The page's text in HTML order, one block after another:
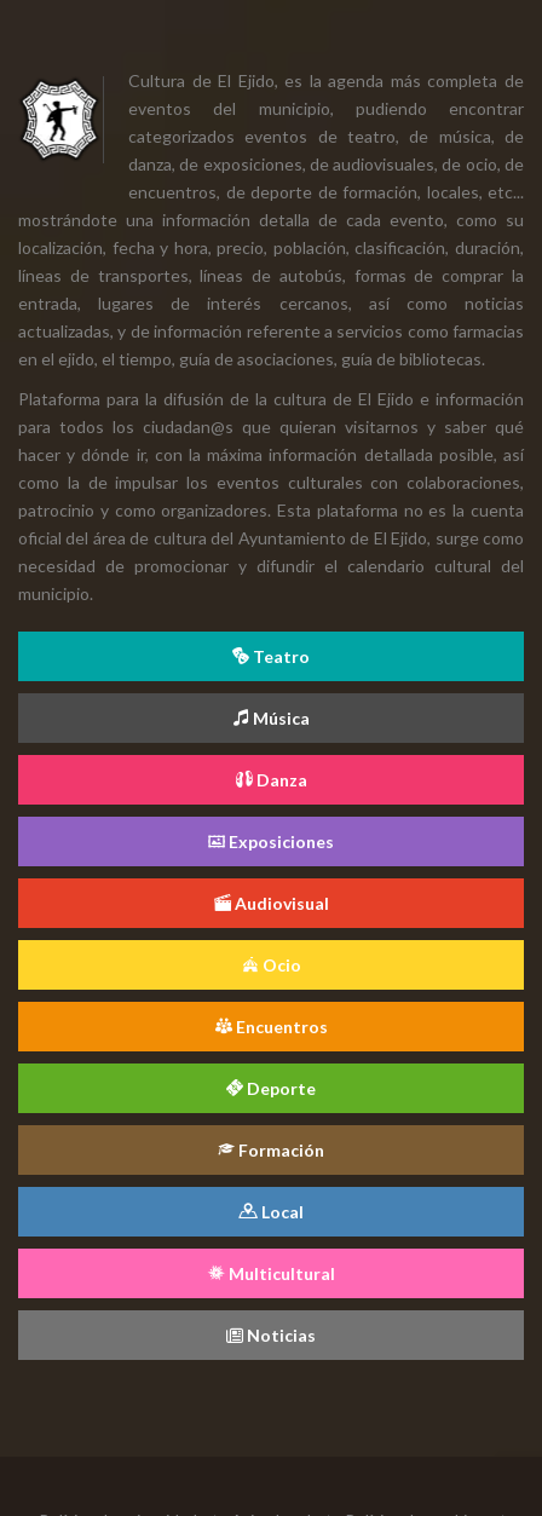
Cultura de El Ejido, es la agenda más completa de
eventos del municipio, pudiendo encontrar
categorizados eventos de teatro, de música, de
danza, de exposiciones, de audiovisuales, de ocio, de
encuentros, de deporte de formación, locales, etc...
mostrándote una información detalla de cada evento, como su
localización, fecha y hora, precio, población, clasificación, duración,
líneas de transportes, líneas de autobús, formas de comprar la
entrada, lugares de interés cercanos, así como noticias
actualizadas, y de información referente a servicios como farmacias
en el ejido, el tiempo, guía de asociaciones, guía de bibliotecas.
Plataforma para la difusión de la cultura de El Ejido e información
para todos los ciudadan@s que quieran visitarnos y saber qué
hacer y dónde ir, con la máxima información detallada posible, así
como la de impulsar los eventos culturales con colaboraciones,
patrocinio y como organizadores. Esta plataforma no es la cuenta
oficial del área de cultura del Ayuntamiento de El Ejido, surge como
necesidad de promocionar y difundir el calendario cultural del
municipio.
Teatro
Música
Danza
Exposiciones
Audiovisual
Ocio
Encuentros
Deporte
Formación
Local
Multicultural
Noticias